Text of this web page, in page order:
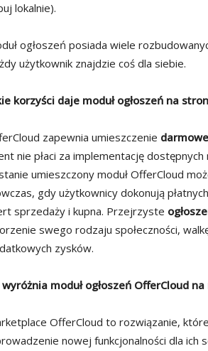
lokalnie).
ogłoszeń posiada wiele
użytkownik znajdzie coś dla siebie.
korzyści daje moduł ogłoszeń na
zapewnia umieszczenie
nie płaci za implementację
umieszczony moduł OfferCloud
gdy użytkownicy dokonują
sprzedaży i kupna. Przejrzyste
swego rodzaju społeczności,
zysków.
wyróżnia moduł ogłoszeń OfferCloud na
OfferCloud to rozwiązanie,
nowej funkcjonalności dla